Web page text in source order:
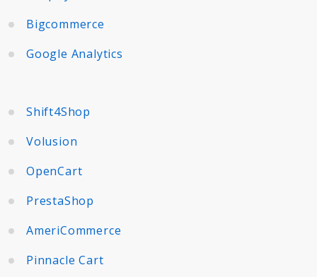
Bigcommerce
Google Analytics
Shift4Shop
Volusion
OpenCart
PrestaShop
AmeriCommerce
Pinnacle Cart